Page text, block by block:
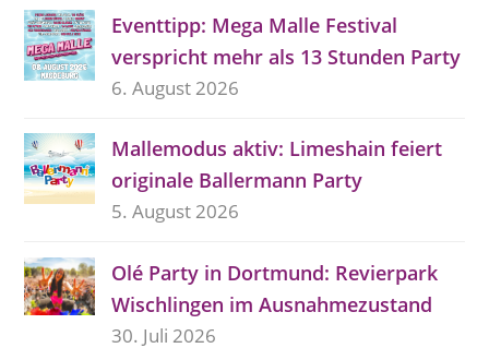
Eventtipp: Mega Malle Festival
verspricht mehr als 13 Stunden Party
6. August 2026
Mallemodus aktiv: Limeshain feiert
originale Ballermann Party
5. August 2026
Olé Party in Dortmund: Revierpark
Wischlingen im Ausnahmezustand
30. Juli 2026